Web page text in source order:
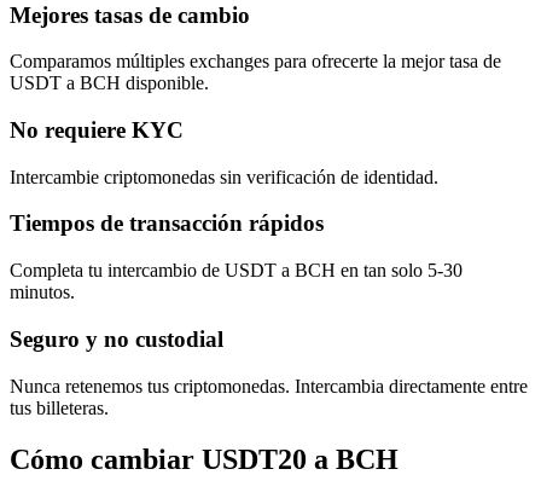
Mejores tasas de cambio
Comparamos múltiples exchanges para ofrecerte la mejor tasa de
USDT a BCH disponible.
No requiere KYC
Intercambie criptomonedas sin verificación de identidad.
Tiempos de transacción rápidos
Completa tu intercambio de USDT a BCH en tan solo 5-30
minutos.
Seguro y no custodial
Nunca retenemos tus criptomonedas. Intercambia directamente entre
tus billeteras.
Cómo cambiar USDT20 a BCH